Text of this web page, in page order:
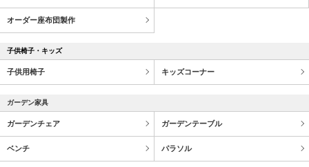
オーダー座布団製作
子供椅子・キッズ
子供用椅子 キッズコーナー
ガーデン家具
ガーデンチェア ガーデンテーブル
ベンチ パラソル